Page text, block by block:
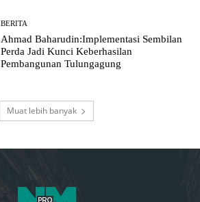
BERITA
Ahmad Baharudin:Implementasi Sembilan
Perda Jadi Kunci Keberhasilan
Pembangunan Tulungagung
Muat lebih banyak